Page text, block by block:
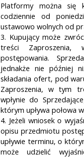
Platformy można się
codziennie od
ustawowo wolnych od
3. Kupujący może
treści
postępowania.
jednakże nie później
składania ofert, pod
Zaproszenia, w tym
wpłynie do
którym upływa połowa
4. Jeżeli wniosek o
opisu przedmiotu
upływie terminu, o
może udzielić